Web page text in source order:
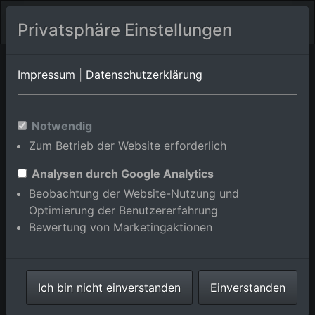
Malsch Baden-Württemberg
Luftbildalbum von
Malsch/Neumalsch in Baden-
Württemberg, Deutschland
Online-Shop
Privatsphäre Einstellungen
Impressum Datenschutzerklärung
Notwendig
Zum Betrieb der Website erforderlich
Analysen durch Google Analytics
Beobachtung der Website-Nutzung und
Optimierung der Benutzererfahrung
Bewertung von Marketingaktionen
Ich bin nicht einverstanden Einverstanden